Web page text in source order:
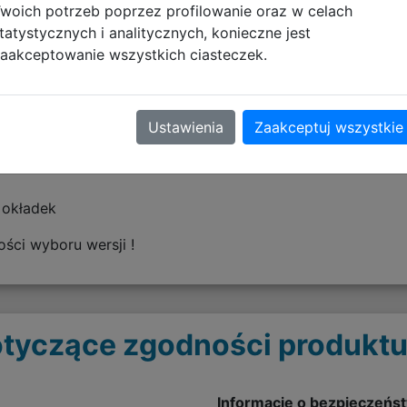
na zajęciach artystycznych oraz podczas rysowania
wyboru wersji !
zgodności
Informacje o
potrzeb poprzez profilowanie oraz w celach
i analitycznych, konieczne jest
wszystkich ciasteczek.
Ustawienia Zaakceptuj wszystkie